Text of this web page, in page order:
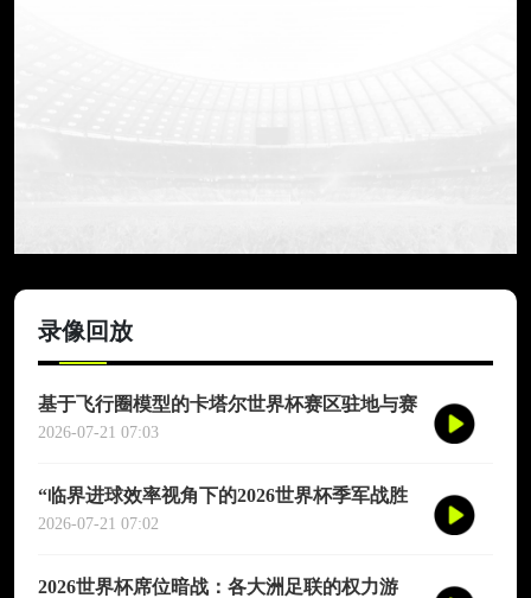
录像回放
基于飞行圈模型的卡塔尔世界杯赛区驻地与赛
程协同优化适配研究
2026-07-21 07:03
“临界进球效率视角下的2026世界杯季军战胜
负概率再评估”
2026-07-21 07:02
2026世界杯席位暗战：各大洲足联的权力游